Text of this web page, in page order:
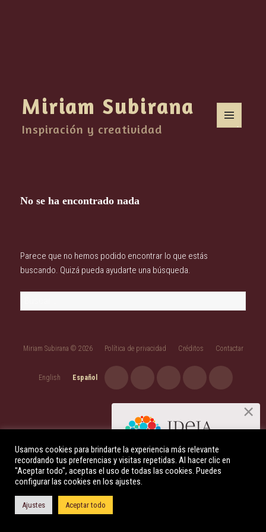
Miriam Subirana
Inspiración y creatividad
No se ha encontrado nada
Parece que no hemos podido encontrar lo que estás
buscando. Quizá pueda ayudarte una búsqueda.
Miriam Subirana © 2026 Política de privacidad Créditos Contactar
English Español
Usamos cookies para brindarte la experiencia más relevante
recordando tus preferencias y visitas repetidas. Al hacer clic en
"Aceptar todo", aceptas el uso de todas las cookies. Puedes
configurar las cookies en los ajustes.
Ajustes Aceptar todo
Descúbre qué es la Indagación